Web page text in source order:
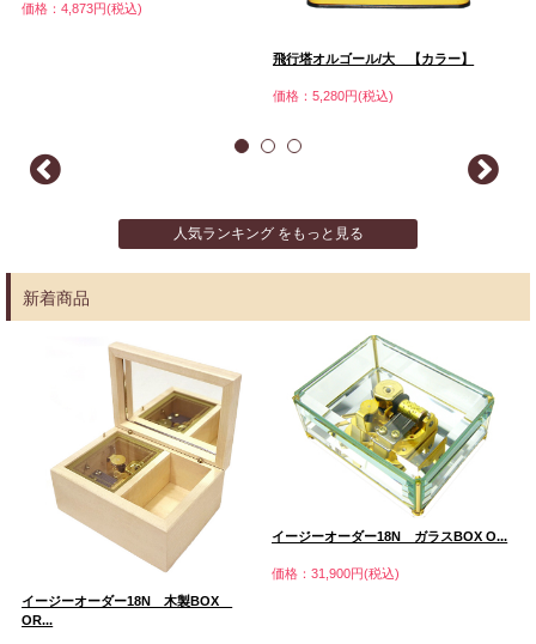
価格：4,873円(税込)
飛行塔オルゴール/大 【カラー】
価格：5,280円(税込)
人気ランキング をもっと見る
新着商品
イージーオーダー18N 木製BOX
OR...
イージーオーダー18N ガラスBOX O...
価格：31,900円(税込)